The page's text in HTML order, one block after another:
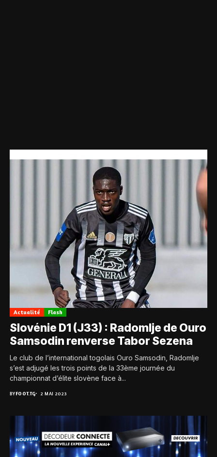
Actualité Flash
Slovénie D1 (J33) : Radomlje de Ouro
Samsodin renverse Tabor Sezena
Le club de l’international togolais Ouro Samsodin, Radomlje
s’est adjugé les trois points de la 33ème journée du
championnat d’élite slovène face à...
BYFOOT.TG 2 MAI 2023